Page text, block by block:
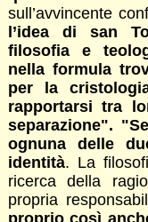
sull’avvincente
l’idea di san
filosofia e
nella formula
per la
rapportarsi tra
separazione".
ognuna delle
identità. La
ricerca della
propria